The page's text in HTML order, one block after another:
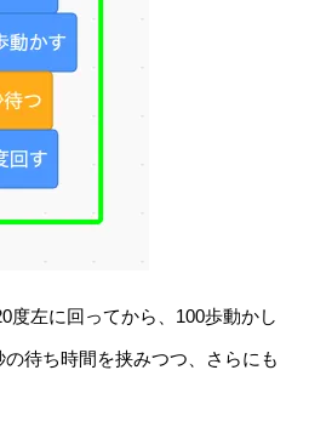
度左に回ってから、100歩動かし
待ち時間を挟みつつ、さらにも